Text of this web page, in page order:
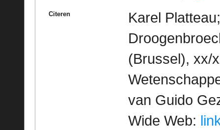
Citeren
Karel
(Brussel), xx/
van Guido
Wide Web: